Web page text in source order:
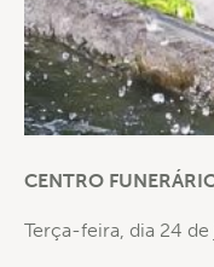
CENTRO
Terça-feira, dia 24